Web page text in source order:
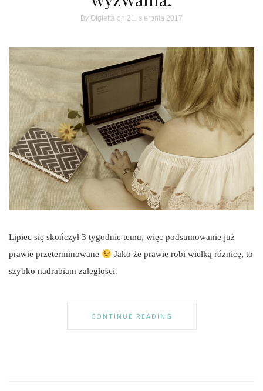
By Olgietta on 21. sierpnia 2017
Lipiec się skończył 3 tygodnie temu, więc podsumowanie już
prawie przeterminowane
Jako że prawie robi wielką różnicę, to
szybko nadrabiam zaległości.
CONTINUE READING